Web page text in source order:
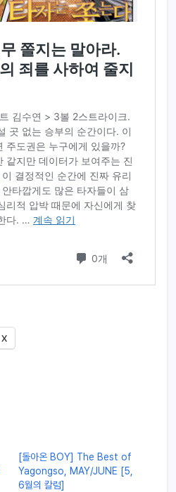
X
[돌아온 BOY] The Best of
Yagongso, MAY/JUNE [5,
6월의 칼럼]